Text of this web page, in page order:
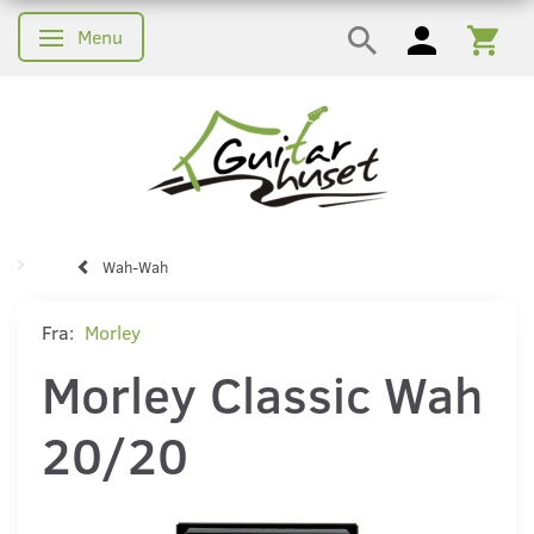
Skifte navigation
Menu
Wah-Wah
Fra: Morley
Morley Classic Wah
20/20